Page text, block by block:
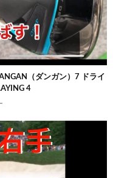
（ダンガン）7 ドライ
4